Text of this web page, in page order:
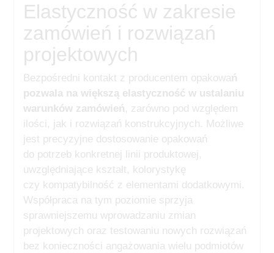
Elastyczność w zakresie
zamówień i rozwiązań
projektowych
Bezpośredni kontakt z producentem opakowań
pozwala na większą elastyczność w ustalaniu
warunków zamówień, zarówno pod względem
ilości, jak i rozwiązań konstrukcyjnych. Możliwe
jest precyzyjne dostosowanie opakowań
do potrzeb konkretnej linii produktowej,
uwzględniające kształt, kolorystykę
czy kompatybilność z elementami dodatkowymi.
Współpraca na tym poziomie sprzyja
sprawniejszemu wprowadzaniu zmian
projektowych oraz testowaniu nowych rozwiązań
bez konieczności angażowania wielu podmiotów